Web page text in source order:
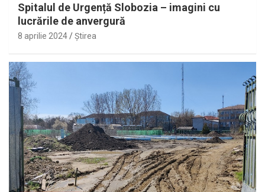
Spitalul de Urgență Slobozia – imagini cu
lucrările de anvergură
8 aprilie 2024 Ştirea